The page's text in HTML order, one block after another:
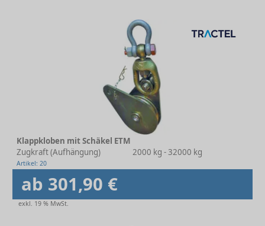
Klappkloben mit Schäkel ETM
Zugkraft (Aufhängung)
2000 kg - 32000 kg
Artikel: 20
ab 301,90 €
exkl. 19 % MwSt.